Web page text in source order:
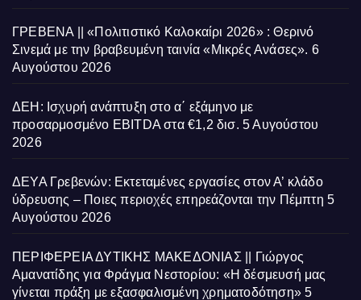
ΓΡΕΒΕΝΑ || «Πολιτιστικό Καλοκαίρι 2026» : Θερινό
Σινεμά με την βραβευμένη ταινία «Μικρές Ανάσες». 6
Αυγούστου 2026
ΔΕΗ: Ισχυρή ανάπτυξη στο α΄ εξάμηνο με
προσαρμοσμένο EBITDA στα €1,2 δισ. 5 Αυγούστου
2026
ΔΕΥΑ Γρεβενών: Εκτεταμένες εργασίες στον Α’ κλάδο
ύδρευσης – Ποιες περιοχές επηρεάζονται την Πέμπτη 5
Αυγούστου 2026
ΠΕΡΙΦΕΡΕΙΑ ΔΥΤΙΚΗΣ ΜΑΚΕΔΟΝΙΑΣ || Γιώργος
Αμανατίδης για Φράγμα Νεστορίου: «Η δέσμευσή μας
γίνεται πράξη με εξασφαλισμένη χρηματοδότηση» 5